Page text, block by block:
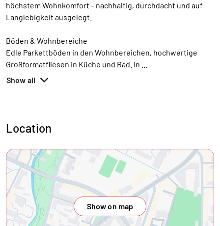
höchstem Wohnkomfort – nachhaltig, durchdacht und auf
Langlebigkeit ausgelegt.
Böden & Wohnbereiche
Edle Parkettböden in den Wohnbereichen, hochwertige
Großformatfliesen in Küche und Bad. In
Show all
Location
Show on map